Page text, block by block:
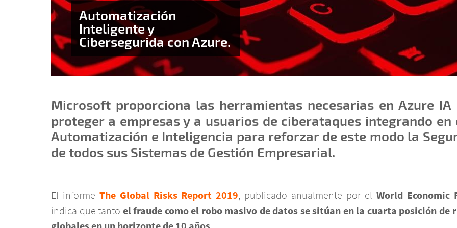
Automatización
Inteligente y
Cibersegurida con Azure.
Microsoft proporciona las herramientas necesarias en Azure IA
proteger a empresas y a usuarios de ciberataques integrando en
Automatización e Inteligencia para reforzar de este modo la
de todos sus Sistemas de Gestión Empresarial.
El informe The Global Risks Report 2019, publicado anualmente por el World Economic
indica que tanto el fraude como el robo masivo de datos se sitúan en la cuarta posición de